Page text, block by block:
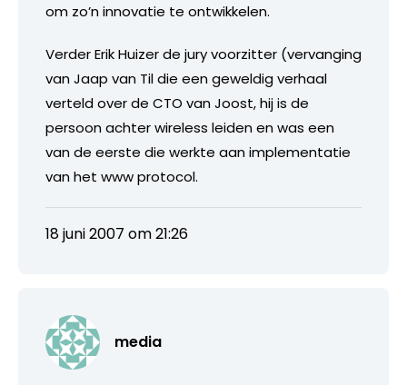
om zo’n innovatie te ontwikkelen.
Verder Erik Huizer de jury voorzitter (vervanging
van Jaap van Til die een geweldig verhaal
verteld over de CTO van Joost, hij is de
persoon achter wireless leiden en was een
van de eerste die werkte aan implementatie
van het www protocol.
18 juni 2007 om 21:26
media